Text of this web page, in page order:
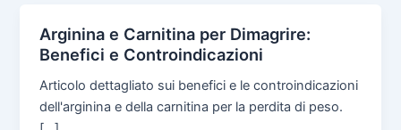
Arginina e Carnitina per Dimagrire:
Benefici e Controindicazioni
Articolo dettagliato sui benefici e le controindicazioni
dell'arginina e della carnitina per la perdita di peso.